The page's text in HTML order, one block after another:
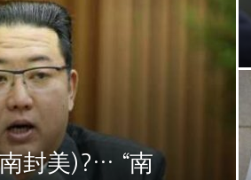
封美)?… “南